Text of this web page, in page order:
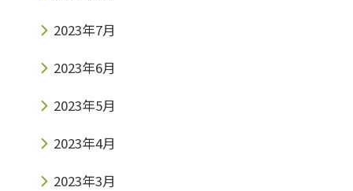
2023年7月
2023年6月
2023年5月
2023年4月
2023年3月